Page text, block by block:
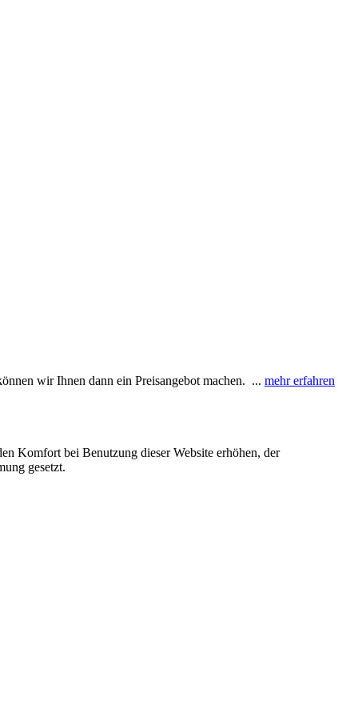
wir Ihnen dann ein Preisangebot machen. ... mehr erfahren
Komfort bei Benutzung dieser Website erhöhen, der
gesetzt.